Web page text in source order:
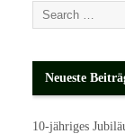
Neueste
10-jähriges